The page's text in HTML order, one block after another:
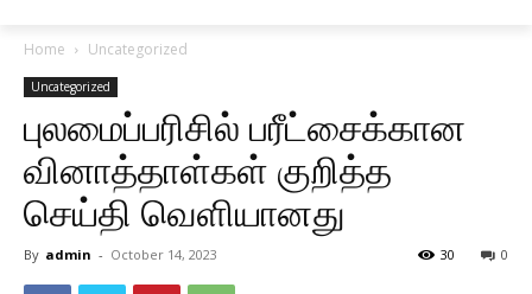
Home Uncategorized
Uncategorized
புலமைப்பரிசில் பரீட்சைக்கான
வினாத்தாள்கள் குறித்த
செய்தி வெளியானது
By admin - October 14, 2023 0
30